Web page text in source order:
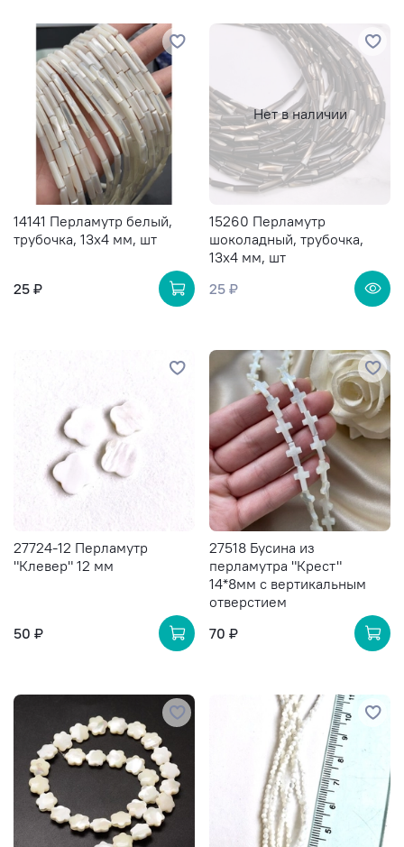
14141 Перламутр белый,
трубочка, 13х4 мм, шт
25 ₽
Нет в наличии
15260 Перламутр
шоколадный, трубочка,
13х4 мм, шт
25 ₽
27724-12 Перламутр
"Клевер" 12 мм
50 ₽
27518 Бусина из
перламутра "Крест"
14*8мм с вертикальным
отверстием
70 ₽